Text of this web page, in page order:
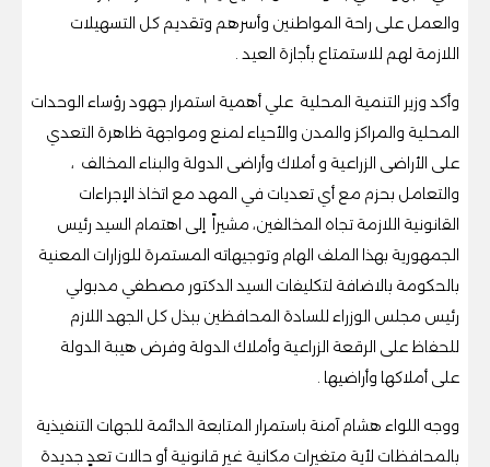
والعمل على راحة المواطنين وأسرهم وتقديم كل التسهيلات
اللازمة لهم للاستمتاع بأجازة العيد .
وأكد وزير التنمية المحلية علي أهمية استمرار جهود رؤساء الوحدات
المحلية والمراكز والمدن والأحياء لمنع ومواجهة ظاهرة التعدي
على الأراضى الزراعية و أملاك وأراضى الدولة والبناء المخالف ،
والتعامل بحزم مع أي تعديات في المهد مع اتخاذ الإجراءات
القانونية اللازمة تجاه المخالفين، مشيراً إلى اهتمام السيد رئيس
الجمهورية بهذا الملف الهام وتوجيهاته المستمرة للوزارات المعنية
بالحكومة بالاضافة لتكليفات السيد الدكتور مصطفي مدبولي
رئيس مجلس الوزراء للسادة المحافظين ببذل كل الجهد اللازم
للحفاظ على الرقعة الزراعية وأملاك الدولة وفرض هيبة الدولة
على أملاكها وأراضيها .
ووجه اللواء هشام آمنة باستمرار المتابعة الدائمة للجهات التنفيذية
بالمحافظات لأية متغيرات مكانية غير قانونية أو حالات تعدٍ جديدة